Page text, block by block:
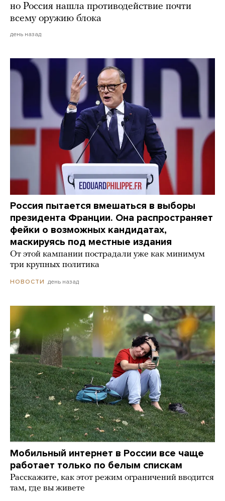
но Россия нашла противодействие почти
всему оружию блока
день назад
Россия пытается вмешаться в выборы
президента Франции. Она распространяет
фейки о возможных кандидатах,
маскируясь под местные издания
От этой кампании пострадали уже как минимум
три крупных политика
НОВОСТИ день назад
Мобильный интернет в России все чаще
работает только по белым спискам
Расскажите, как этот режим ограничений вводится
там, где вы живете